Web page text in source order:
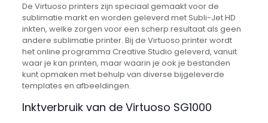
De Virtuoso printers zijn speciaal gemaakt voor de
sublimatie markt en worden geleverd met Subli-Jet HD
inkten, welke zorgen voor een scherp resultaat als geen
andere sublimatie printer. Bij de Virtuoso printer wordt
het online programma Creative Studio geleverd, vanuit
waar je kan printen, maar waarin je ook je bestanden
kunt opmaken met behulp van diverse bijgeleverde
templates en afbeeldingen.
Inktverbruik van de Virtuoso SG1000